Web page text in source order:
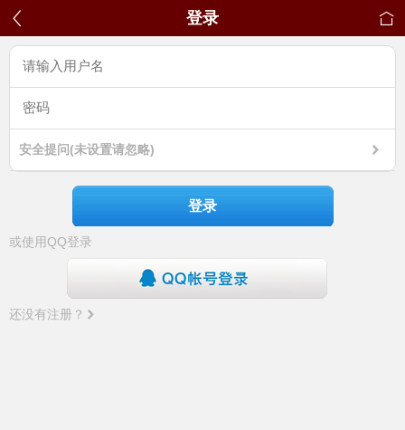
登录
安全提问(未设置请忽略)
登录
或使用QQ登录
还没有注册？